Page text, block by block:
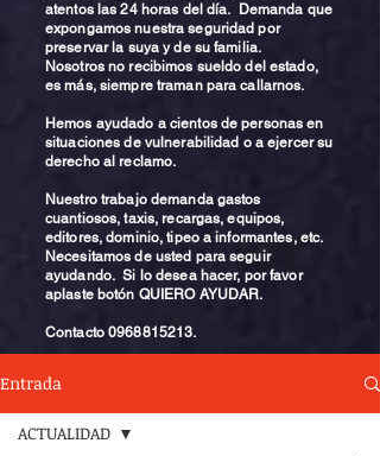
atentos las 24 horas del día. Demanda que
expongamos nuestra seguridad por
preservar la suya y de su familia.
Nosotros no recibimos sueldo del estado,
es más, siempre traman para callarnos.
Hemos ayudado a cientos de personas en
situaciones de vulnerabilidad o a ejercer su
derecho al reclamo.
Nuestro trabajo demanda gastos
cuantiosos, taxis, recargas, equipos,
editores, dominio, tipeo a informantes, etc.
Necesitamos de usted para seguir
ayudando. Si lo desea hacer, por favor
aplaste botón QUIERO AYUDAR.
Contacto0968815213.
Entrada
ACTUALIDAD